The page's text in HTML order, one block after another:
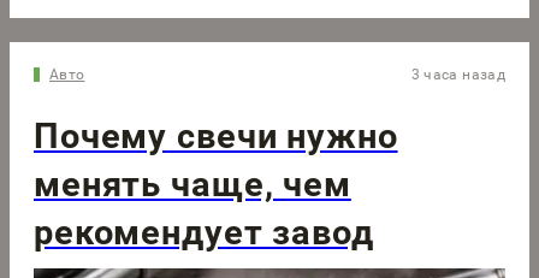
Авто 3 часа назад
Почему свечи нужно
менять чаще, чем
рекомендует завод